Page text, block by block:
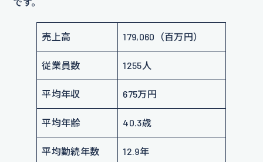
売上高 179,060（百万円）
従業員数 1255人
平均年収 675万円
平均年齢 40.3歳
平均勤続年数 12.9年